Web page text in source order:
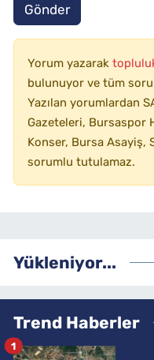
Gönder
Yorum yazarak
bulunuyor ve tüm
Yazılan yorumlardan
Gazeteleri, Bursaspor
Konser, Bursa Asayiş,
sorumlu tutulamaz.
Yükleniyor...
Trend Haberler
1